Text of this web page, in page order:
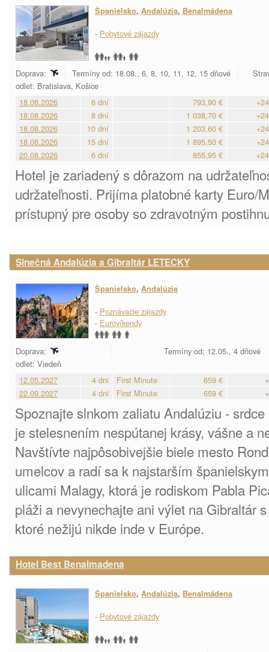
Španielsko, Andalúzia, Benalmádena
- Pobytové zájazdy
Doprava: Termíny od: 18.08., 6, 8, 10, 11, 12, 15 dňové
odlet: Bratislava, Košice
18.08.2026
6 dní 793,90 €
18.08.2026
8 dní 1 038,70 €
18.08.2026
10 dní 1 203,60 €
18.08.2026
15 dní 1 895,50 €
20.08.2026
6 dní 855,95 €
Hotel je zariadený s dôrazom na
udržateľnosti. Prijíma platobné karty Euro/
prístupný pre osoby so zdravotným
Slnečná Andalúzia a Gibraltár LETECKY
Španielsko, Andalúzia
- Poznávacie zájazdy
- Eurovíkendy
Doprava:
Termíny od: 12.05., 4 dňové
odlet: Viedeň
12.05.2027
4 dni First Minute 659 €
22.09.2027
4 dni First Minute 659 €
Spoznajte slnkom zaliatu Andalúziu -
je stelesnením nespútanej krásy, vášne a
Navštívte najpôsobivejšie biele mesto
umelcov a radí sa k najstarším
ulicami Malagy, ktorá je rodiskom Pabla
pláži a nevynechajte ani výlet na Gibraltár
ktoré nežijú nikde inde v Európe.
Hotel Best Benalmadena
Španielsko, Andalúzia, Benalmádena
- Pobytové zájazdy